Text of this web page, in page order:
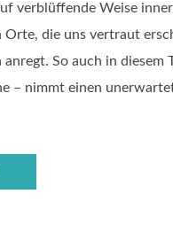
verblüffende Weise
die uns vertraut
So auch in diesem
– nimmt einen